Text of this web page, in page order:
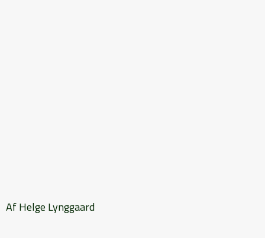
Af Helge Lynggaard